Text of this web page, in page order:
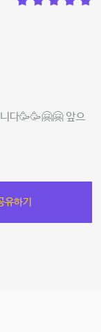
다🥳🥳🤗🤗 앞으
유하기